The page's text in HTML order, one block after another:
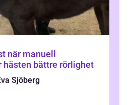
hästen bättre rörlighet
Sjöberg